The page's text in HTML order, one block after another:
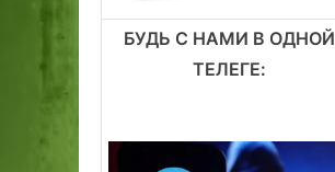
БУДЬ С НАМИ В ОДНОЙ
ТЕЛЕГЕ: